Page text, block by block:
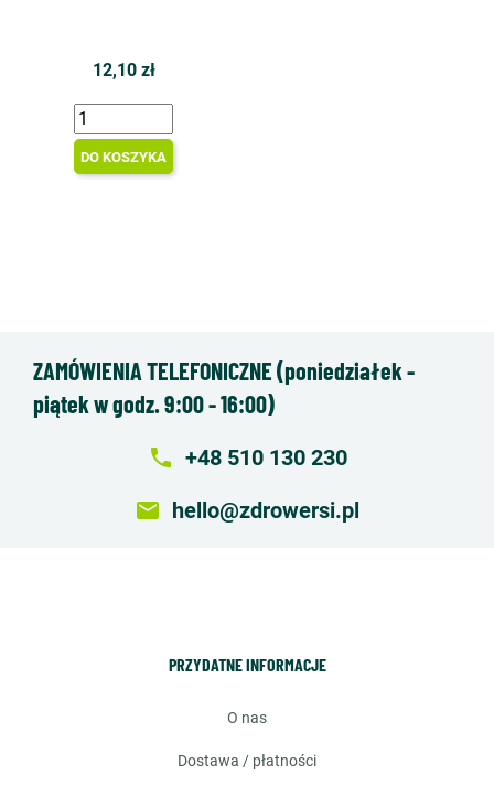
12,10 zł
DO KOSZYKA
ZAMÓWIENIA TELEFONICZNE (poniedziałek -
piątek w godz. 9:00 - 16:00)
local_phone +48 510 130 230
email hello@zdrowersi.pl
PRZYDATNE INFORMACJE
o nas
dostawa / płatności